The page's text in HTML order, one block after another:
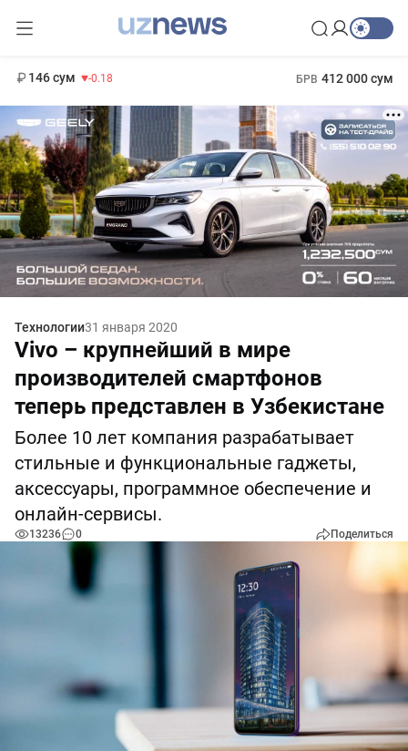
146 сум -0.18 БРВ 412 000 сум
Технологии31 января 2020
Vivo – крупнейший в мире
производителей смартфонов
теперь представлен в Узбекистане
Более 10 лет компания разрабатывает
стильные и функциональные гаджеты,
аксессуары, программное обеспечение и
онлайн-сервисы.
13236 0 Поделиться